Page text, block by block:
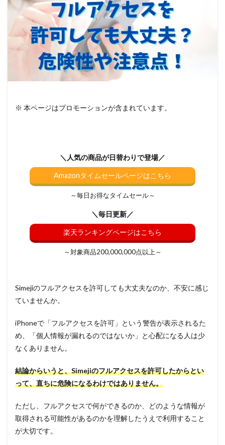
※ 本ページはプロモーションが含まれています。
＼人気の商品が日替わりで登場／
Amazonタイムセールページはこちら
～毎日お得なタイムセール～
＼毎日更新／
楽天ランキングページはこちら
～対象商品200,000,000点以上～
Simejiのフルアクセスを許可しても大丈夫なのか、不安に感じ
ていませんか。
iPhoneで「フルアクセスを許可」という警告が表示されるた
め、「個人情報が漏れるのではないか」と心配になる人は少
なくありません。
結論からいうと、Simejiのフルアクセスを許可したからとい
って、直ちに危険になるわけではありません。
ただし、フルアクセスで何ができるのか、どのような情報が
取得される可能性があるのかを理解したうえで利用すること
が大切です。